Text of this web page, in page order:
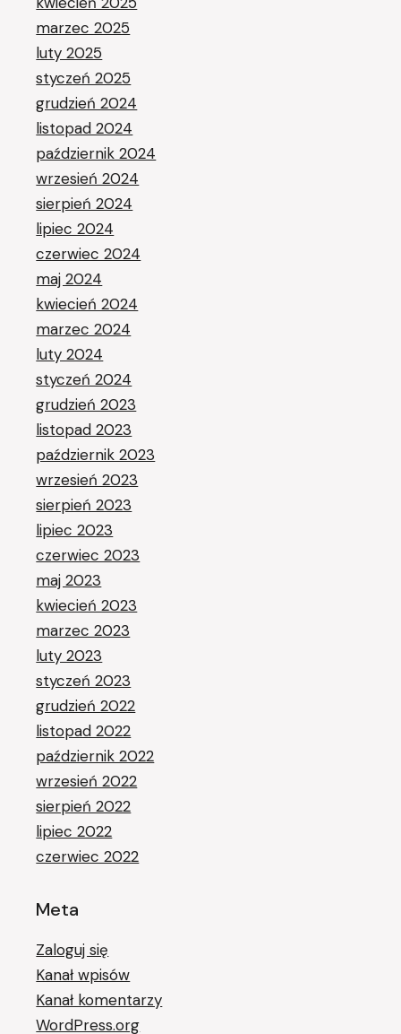
marzec 2025
luty 2025
styczeń 2025
grudzień 2024
listopad 2024
październik 2024
wrzesień 2024
sierpień 2024
lipiec 2024
czerwiec 2024
maj 2024
kwiecień 2024
marzec 2024
luty 2024
styczeń 2024
grudzień 2023
listopad 2023
październik 2023
wrzesień 2023
sierpień 2023
lipiec 2023
czerwiec 2023
maj 2023
kwiecień 2023
marzec 2023
luty 2023
styczeń 2023
grudzień 2022
listopad 2022
październik 2022
wrzesień 2022
sierpień 2022
lipiec 2022
czerwiec 2022
Meta
Zaloguj się
Kanał wpisów
Kanał komentarzy
WordPress.org